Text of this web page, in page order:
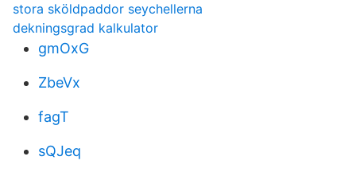
stora sköldpaddor seychellerna
dekningsgrad kalkulator
gmOxG
ZbeVx
fagT
sQJeq